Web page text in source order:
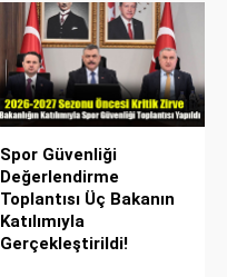
Spor Güvenliği
Değerlendirme
Toplantısı Üç Bakanın
Katılımıyla
Gerçekleştirildi!